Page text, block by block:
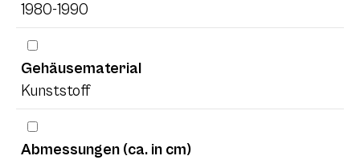
1980-1990
Gehäusematerial
Kunststoff
Abmessungen (ca. in cm)